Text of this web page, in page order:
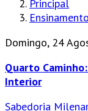
Principal
Domingo, 24
Quarto
Interior
Sabedoria